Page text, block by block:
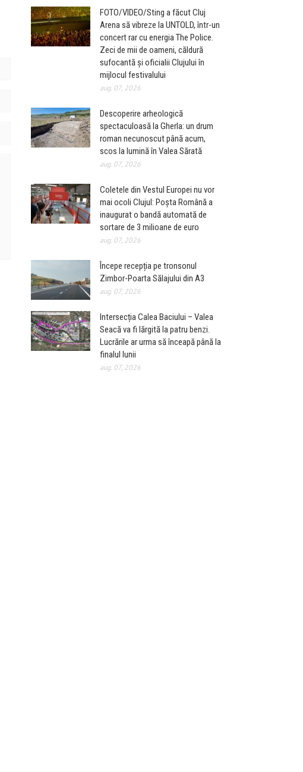
FOTO/VIDEO/Sting a făcut Cluj
Arena să vibreze la UNTOLD, într-un
concert rar cu energia The Police.
Zeci de mii de oameni, căldură
sufocantă și oficialii Clujului în
mijlocul festivalului
aug. 07, 2026
Descoperire arheologică
spectaculoasă la Gherla: un drum
roman necunoscut până acum,
scos la lumină în Valea Sărată
aug. 07, 2026
Coletele din Vestul Europei nu vor
mai ocoli Clujul: Poșta Română a
inaugurat o bandă automată de
sortare de 3 milioane de euro
aug. 07, 2026
Începe recepția pe tronsonul
Zimbor-Poarta Sălajului din A3
aug. 07, 2026
Intersecția Calea Baciului – Valea
Seacă va fi lărgită la patru benzi.
Lucrările ar urma să înceapă până la
finalul lunii
aug. 07, 2026